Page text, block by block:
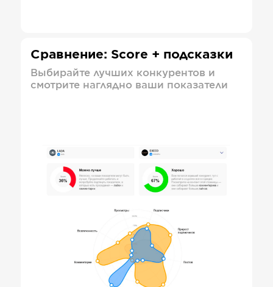
Сравнение: Score + подсказки
Выбирайте лучших конкурентов и
смотрите наглядно ваши показатели